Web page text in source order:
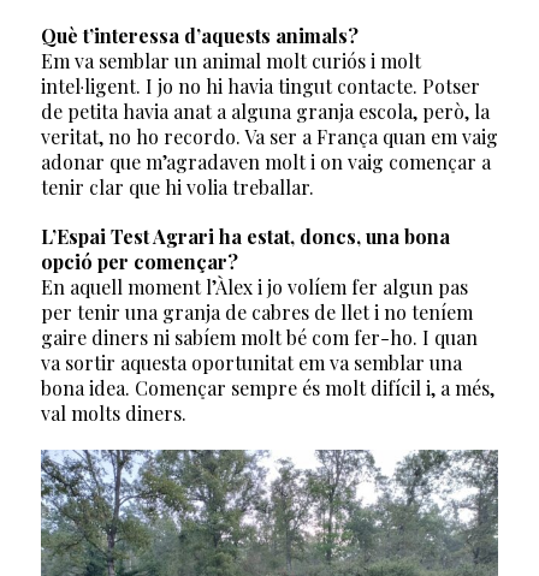
Què t’interessa d’aquests animals?
Em va semblar un animal molt curiós i molt
intel·ligent. I jo no hi havia tingut contacte. Potser
de petita havia anat a alguna granja escola, però, la
veritat, no ho recordo. Va ser a França quan em vaig
adonar que m’agradaven molt i on vaig començar a
tenir clar que hi volia treballar.
L’Espai Test Agrari ha estat, doncs, una bona
opció per començar?
En aquell moment l’Àlex i jo volíem fer algun pas
per tenir una granja de cabres de llet i no teníem
gaire diners ni sabíem molt bé com fer-ho. I quan
va sortir aquesta oportunitat em va semblar una
bona idea. Començar sempre és molt difícil i, a més,
val molts diners.